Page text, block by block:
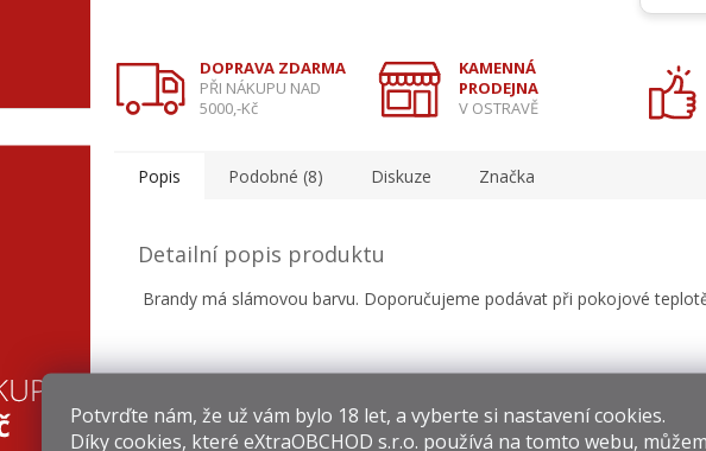
Potvrďte nám​​, že už vám bylo 18 let, a vyberte si nastavení cookies.
Díky cookies, které eXtraOBCHOD s.r.o. používá na tomto webu,
DOPRAVA ZDARMA
PŘI NÁKUPU NAD
5000,-Kč
KAMENNÁ
PRODEJNA
V OSTRAVĚ
Popis Podobné (8) Diskuze Značka
Detailní popis produktu
Brandy má slámovou barvu. Doporučujeme podávat při pokojové